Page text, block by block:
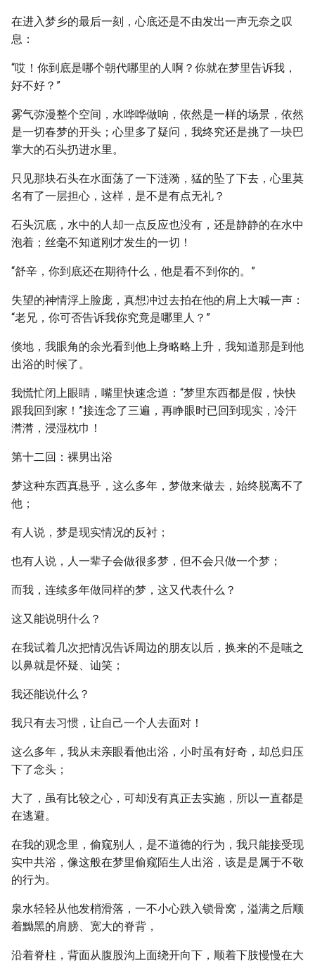
在进入梦乡的最后一刻，心底还是不由发出一声无奈之叹
息：
“哎！你到底是哪个朝代哪里的人啊？你就在梦里告诉我，
好不好？”
雾气弥漫整个空间，水哗哗做响，依然是一样的场景，依然
是一切春梦的开头；心里多了疑问，我终究还是挑了一块巴
掌大的石头扔进水里。
只见那块石头在水面荡了一下涟漪，猛的坠了下去，心里莫
名有了一层担心，这样，是不是有点无礼？
石头沉底，水中的人却一点反应也没有，还是静静的在水中
泡着；丝毫不知道刚才发生的一切！
“舒辛，你到底还在期待什么，他是看不到你的。”
失望的神情浮上脸庞，真想冲过去拍在他的肩上大喊一声：
“老兄，你可否告诉我你究竟是哪里人？”
倏地，我眼角的余光看到他上身略略上升，我知道那是到他
出浴的时候了。
我慌忙闭上眼睛，嘴里快速念道：“梦里东西都是假，快快
跟我回到家！”接连念了三遍，再睁眼时已回到现实，冷汗
潸潸，浸湿枕巾！
第十二回：裸男出浴
梦这种东西真悬乎，这么多年，梦做来做去，始终脱离不了
他；
有人说，梦是现实情况的反衬；
也有人说，人一辈子会做很多梦，但不会只做一个梦；
而我，连续多年做同样的梦，这又代表什么？
这又能说明什么？
在我试着几次把情况告诉周边的朋友以后，换来的不是嗤之
以鼻就是怀疑、讪笑；
我还能说什么？
我只有去习惯，让自己一个人去面对！
这么多年，我从未亲眼看他出浴，小时虽有好奇，却总归压
下了念头；
大了，虽有比较之心，可却没有真正去实施，所以一直都是
在逃避。
在我的观念里，偷窥别人，是不道德的行为，我只能接受现
实中共浴，像这般在梦里偷窥陌生人出浴，该是是属于不敬
的行为。
泉水轻轻从他发梢滑落，一不小心跌入锁骨窝，溢满之后顺
着黝黑的肩膀、宽大的脊背，
沿着脊柱，背面从腹股沟上面绕开向下，顺着下肢慢慢在大